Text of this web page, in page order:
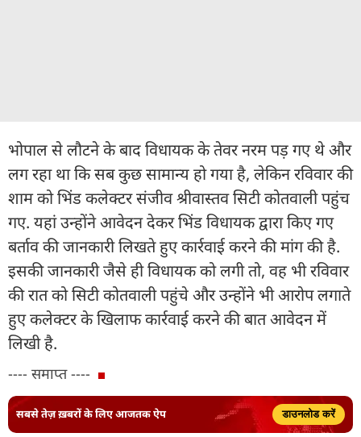
भोपाल से लौटने के बाद विधायक के तेवर नरम पड़ गए थे और
लग रहा था कि सब कुछ सामान्य हो गया है, लेकिन रविवार की
शाम को भिंड कलेक्टर संजीव श्रीवास्तव सिटी कोतवाली पहुंच
गए. यहां उन्होंने आवेदन देकर भिंड विधायक द्वारा किए गए
बर्ताव की जानकारी लिखते हुए कार्रवाई करने की मांग की है.
इसकी जानकारी जैसे ही विधायक को लगी तो, वह भी रविवार
की रात को सिटी कोतवाली पहुंचे और उन्होंने भी आरोप लगाते
हुए कलेक्टर के खिलाफ कार्रवाई करने की बात आवेदन में
लिखी है.
---- समाप्त ----
सबसे तेज़ ख़बरों के लिए आजतक ऐप डाउनलोड करें